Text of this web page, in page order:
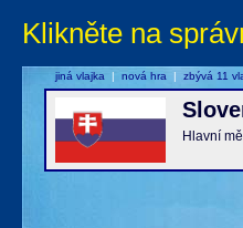
Klikněte na
Hlavní
jiná vlajka | nová hra | zbývá 11